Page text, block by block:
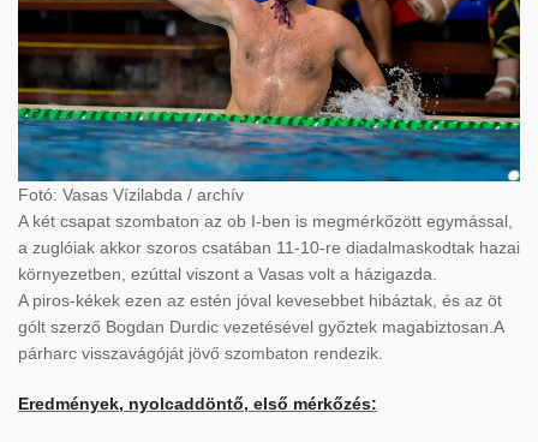
Fotó: Vasas Vízilabda / archív
A két csapat szombaton az ob I-ben is megmérkőzött egymással,
a zuglóiak akkor szoros csatában 11-10-re diadalmaskodtak hazai
környezetben, ezúttal viszont a Vasas volt a házigazda.
A piros-kékek ezen az estén jóval kevesebbet hibáztak, és az öt
gólt szerző Bogdan Durdic vezetésével győztek magabiztosan.A
párharc visszavágóját jövő szombaton rendezik.
Eredmények, nyolcaddöntő, első mérkőzés: